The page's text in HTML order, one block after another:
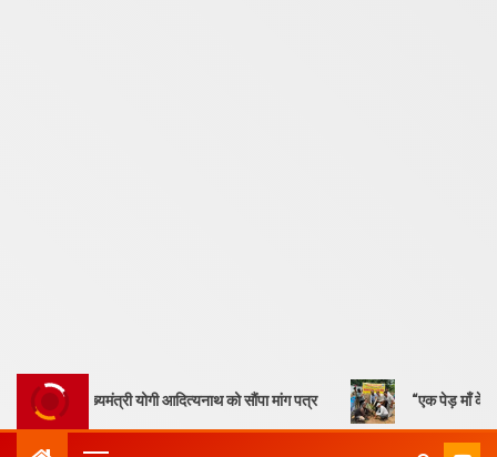
योगी आदित्यनाथ को सौंपा मांग पत्र “एक पेड़ माँ के नाम” – सेण्ट